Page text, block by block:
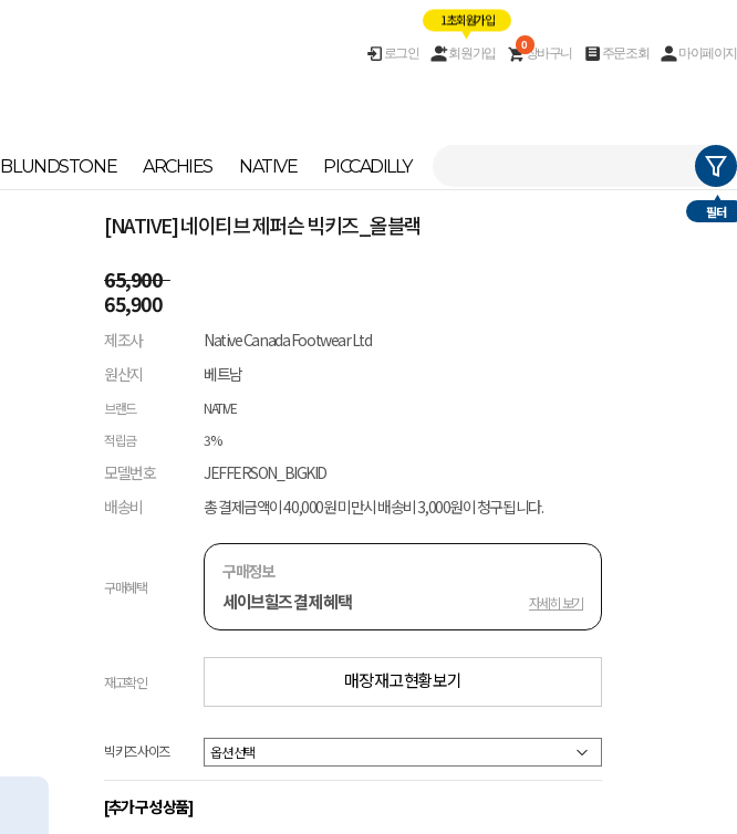
로그인 회원가입
1초 회원가입
장바구니
0
주문조회 마이페이지
BLUNDSTONE ARCHIES NATIVE PICCADILLY
필터
[NATIVE] 네이티브 제퍼슨 빅키즈_올블랙
65,900
65,900
제조사
Native Canada Footwear Ltd
원산지
베트남
브랜드
NATIVE
적립금
3%
모델번호
JEFFERSON_BIGKID
배송비
총 결제금액이 40,000원 미만시 배송비 3,000원이 청구됩니다.
구매혜택
구매정보
세이브힐즈 결제 혜택 자세히 보기
재고확인 매장 재고 현황 보기
빅키즈 사이즈
[추가 구성 상품]